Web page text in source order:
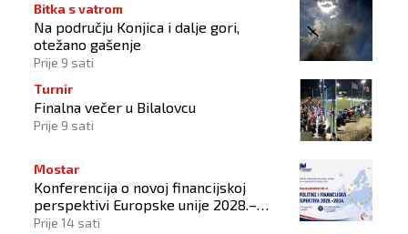
Bitka s vatrom
Na području Konjica i dalje gori,
otežano gašenje
Prije 9 sati
Turnir
Finalna večer u Bilalovcu
Prije 9 sati
Mostar
Konferencija o novoj financijskoj
perspektivi Europske unije 2028.–
2034.
Prije 14 sati